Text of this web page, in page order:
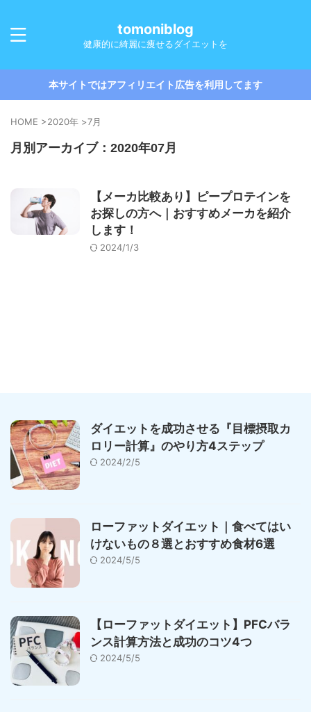
tomoniblog
健康的に綺麗に痩せるダイエットを
本サイトではアフィリエイト広告を利用してます
HOME >2020年 >7月
月別アーカイブ：2020年07月
【メーカ比較あり】ピープロテインを
お探しの方へ｜おすすめメーカを紹介
します！
2024/1/3
ダイエットを成功させる『目標摂取カ
ロリー計算』のやり方4ステップ
2024/2/5
ローファットダイエット｜食べてはい
けないもの８選とおすすめ食材6選
2024/5/5
【ローファットダイエット】PFCバラ
ンス計算方法と成功のコツ4つ
2024/5/5